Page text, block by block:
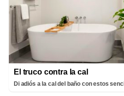
El truco contra la cal
Di adiós a la cal del baño con estos